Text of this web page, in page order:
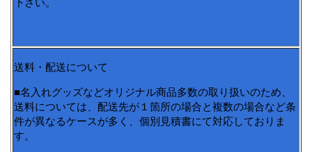
下さい。
送料・配送について
■名入れグッズなどオリジナル商品多数の取り扱いのため、
送料については、配送先が１箇所の場合と複数の場合など条
件が異なるケースが多く、個別見積書にて対応しておりま
す。